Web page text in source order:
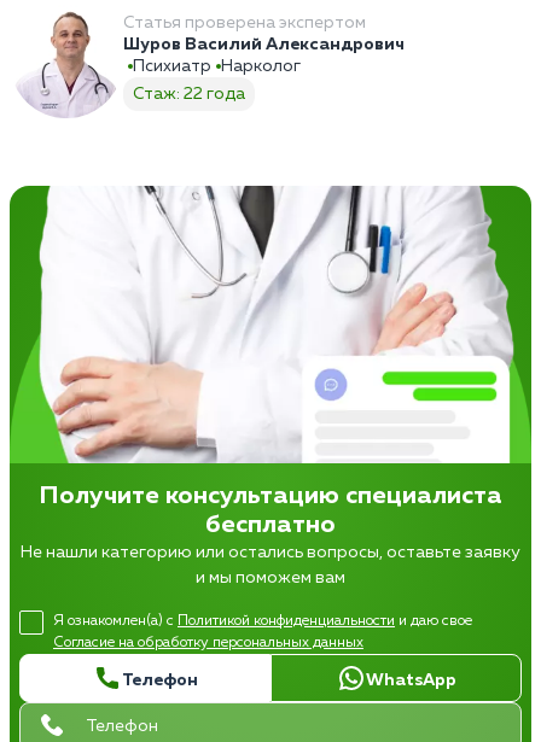
Статья проверена экспертом
Шуров Василий Александрович
Психиатр
Нарколог
Стаж: 22 года
Получите консультацию специалиста
бесплатно
Не нашли категорию или остались вопросы, оставьте заявку
и мы поможем вам
Телефон WhatsApp
Я ознакомлен(а) с Политикой конфиденциальности и даю свое
Согласие на обработку персональных данных